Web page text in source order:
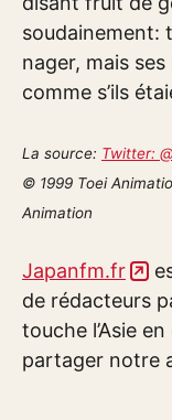
soudainement:
nager, mais
comme s’ils
La source: Twitter:
© 1999 Toei
Animation
Japanfm.fr
de rédacteurs
touche l’Asie
partager notre